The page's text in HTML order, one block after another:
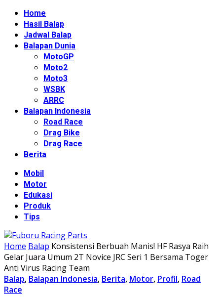
Home
Hasil Balap
Jadwal Balap
Balapan Dunia
MotoGP
Moto2
Moto3
WSBK
ARRC
Balapan Indonesia
Road Race
Drag Bike
Drag Race
Berita
Mobil
Motor
Edukasi
Produk
Tips
Home Balap Konsistensi Berbuah Manis! HF Rasya Raih
Gelar Juara Umum 2T Novice JRC Seri 1 Bersama Toger
Anti Virus Racing Team
Balap, Balapan Indonesia, Berita, Motor, Profil, Road
Race